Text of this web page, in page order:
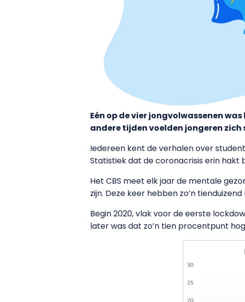
Eén op de vier jongvolwassenen
andere tijden voelden jongeren
Iedereen kent de verhalen over
Statistiek dat de coronacrisis erin hakt
Het CBS meet elk jaar de mentale
zijn. Deze keer hebben zo’n
Begin 2020, vlak voor de eerste
later was dat zo’n tien procentpunt